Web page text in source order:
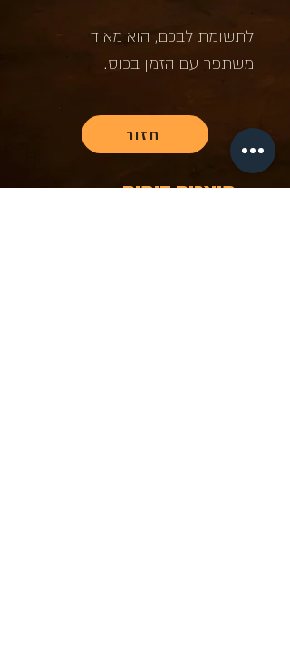
לתשומת לבכם, הוא מאוד
משתפר עם הזמן בכוס.
חזור
מוצרים דומים